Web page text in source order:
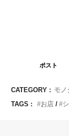
ポスト
CATEGORY : モノ
TAGS :
お店